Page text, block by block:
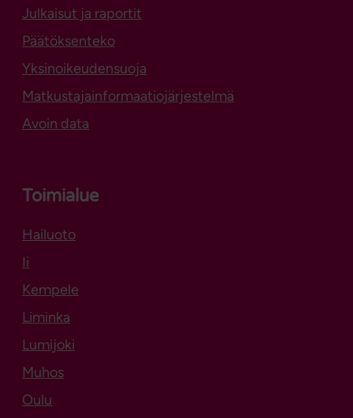
Julkaisut ja raportit
Päätöksenteko
Yksinoikeudensuoja
Matkustajainformaatiojärjestelmä
Avoin data
Toimialue
Hailuoto
Ii
Kempele
Liminka
Lumijoki
Muhos
Oulu